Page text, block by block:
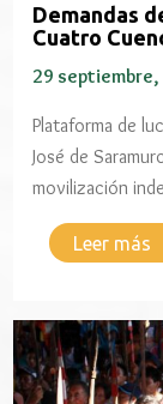
Demandas
Cuatro
29 septiembre,
Plataforma de
José de
movilización
Leer más